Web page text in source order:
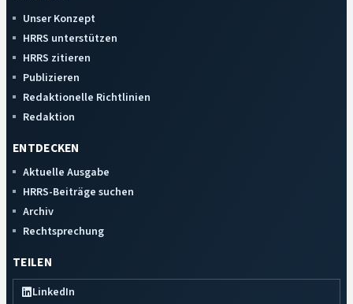
Unser Konzept
HRRS unterstützen
HRRS zitieren
Publizieren
Redaktionelle Richtlinien
Redaktion
ENTDECKEN
Aktuelle Ausgabe
HRRS-Beiträge suchen
Archiv
Rechtsprechung
TEILEN
LinkedIn